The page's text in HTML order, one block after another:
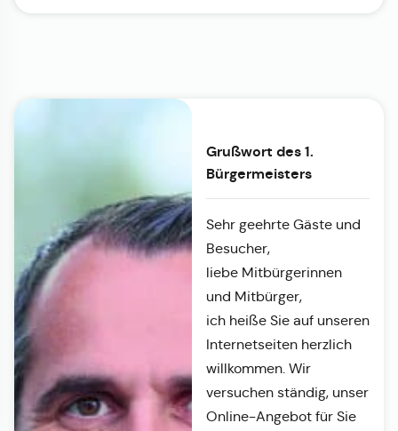
Grußwort des 1.
Bürgermeisters
Sehr geehrte Gäste und
Besucher,
liebe Mitbürgerinnen
und Mitbürger,
ich heiße Sie auf unseren
Internetseiten herzlich
willkommen. Wir
versuchen ständig, unser
Online-Angebot für Sie